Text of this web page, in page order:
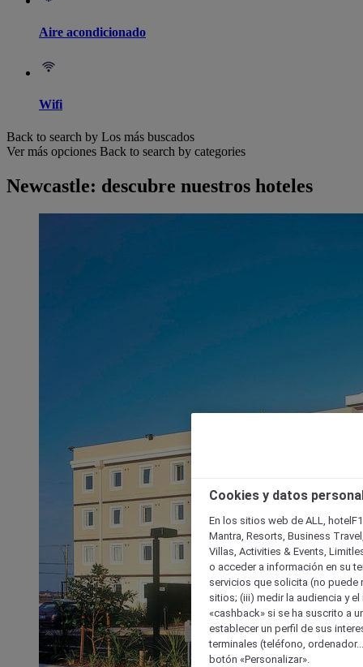
Aire acondicionado
Wifi
Back to search by Los más buscados
Ver más opciones Back to search by categories
Newcastle: descubre nuestros hoteles
Cookies y datos
En los sitios web de ALL,
Mantra, Resorts, Business
Villas, Activities & Events,
o acceder a información en su
servicios que solicita (no puede
sitios; (iii) medir la audiencia y
«cashback» si se ha suscrito a
establecer un perfil de sus
terminales (teléfono,
botón «Personalizar».